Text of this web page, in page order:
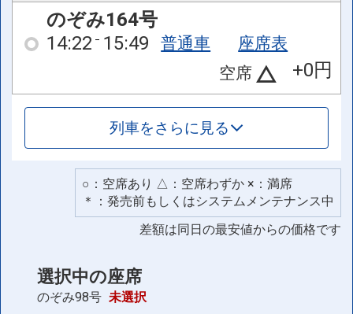
のぞみ164号
14:22 15:49 普通車
座席表
空席
+0円
列車をさらに見る
○：空席あり △：空席わずか ×：満席
＊：発売前もしくはシステムメンテナンス中
差額は同日の最安値からの価格です
選択中の座席
のぞみ98号 未選択